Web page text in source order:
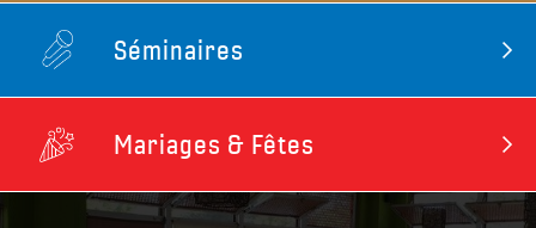
Séminaires
Mariages & Fêtes